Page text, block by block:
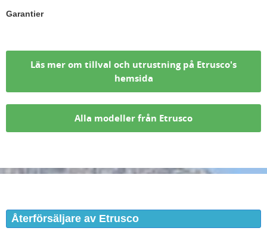
Garantier
Läs mer om tillval och utrustning på Etrusco's
hemsida
Alla modeller från Etrusco
Återförsäljare av Etrusco